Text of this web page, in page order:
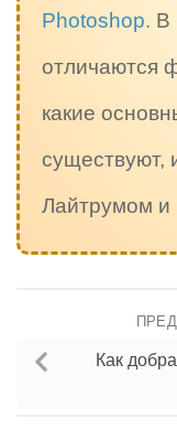
Photoshop. В
отличаются
какие
существуют,
Лайтрумом
Как